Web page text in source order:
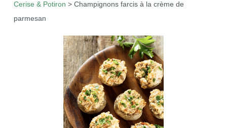
Cerise & Potiron > Champignons farcis à la crème de
parmesan